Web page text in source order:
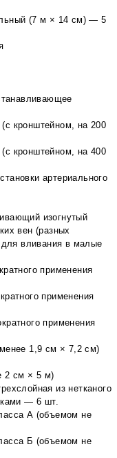
(7 м × 14 см) — 5
кронштейном, на 200
кронштейном, на 400
артериального
изогнутый
вен (разных
для вливания в малые
применения
применения
применения
1,9 см × 7,2 см)
2 см × 5 м)
из нетканого
— 6 шт.
А (объемом не
Б (объемом не